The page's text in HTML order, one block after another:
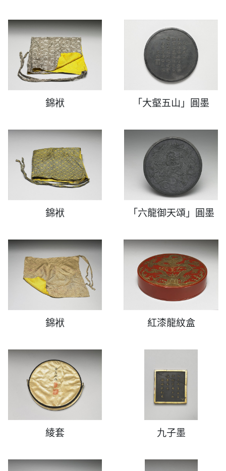
錦袱 「大壑五山」圓墨
錦袱 「六龍御天頌」圓墨
錦袱 紅漆龍紋盒
綾套 九子墨